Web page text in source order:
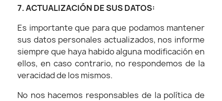
7. ACTUALIZACIÓN DE SUS DATOS:
Es importante que para que podamos mantener
sus datos personales actualizados, nos informe
siempre que haya habido alguna modificación en
ellos, en caso contrario, no respondemos de la
veracidad de los mismos.
No nos hacemos responsables de la política de